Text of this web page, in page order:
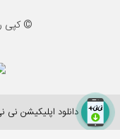
© کپی
دانلود اپلیکیشن نی